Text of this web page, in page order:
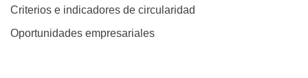
Criterios e indicadores de circularidad
Oportunidades empresariales